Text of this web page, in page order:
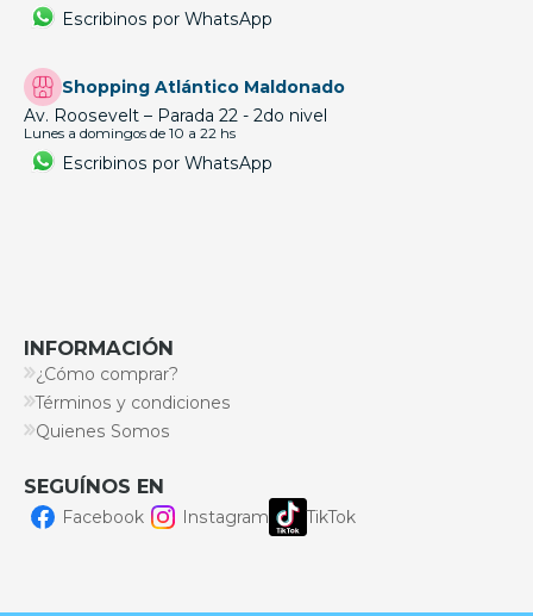
Escribinos por WhatsApp
Shopping Atlántico Maldonado
Av. Roosevelt – Parada 22 - 2do nivel
Lunes a domingos de 10 a 22 hs
Escribinos por WhatsApp
INFORMACIÓN
¿Cómo comprar?
Términos y condiciones
Quienes Somos
SEGUÍNOS EN
Facebook Instagram TikTok